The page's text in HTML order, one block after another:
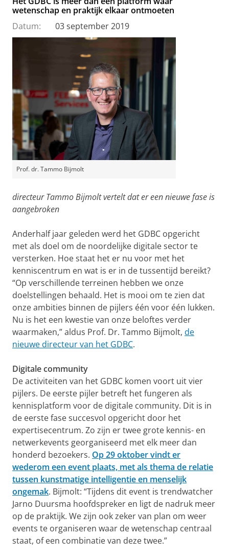
wetenschap en praktijk elkaar ontmoeten
Datum:
03 september 2019
Prof. dr. Tammo Bijmolt
directeur Tammo Bijmolt vertelt dat er een nieuwe fase is
aangebroken
Anderhalf jaar geleden werd het GDBC opgericht
met als doel om de noordelijke digitale sector te
versterken. Hoe staat het er nu voor met het
kenniscentrum en wat is er in de tussentijd bereikt?
“Op verschillende terreinen hebben we onze
doelstellingen behaald. Het is mooi om te zien dat
onze ambities binnen de pijlers één voor één lukken.
Nu is het een kwestie van onze beloftes verder
waarmaken,” aldus Prof. Dr. Tammo Bijmolt, de
nieuwe directeur van het GDBC.
Digitale community
De activiteiten van het GDBC komen voort uit vier
pijlers. De eerste pijler betreft het fungeren als
kennisplatform voor de digitale community. Dit is in
de eerste fase succesvol opgericht door het
expertisecentrum. Zo zijn er twee grote kennis- en
netwerkevents georganiseerd met elk meer dan
honderd bezoekers. Op 29 oktober vindt er
wederom een event plaats, met als thema de relatie
tussen kunstmatige intelligentie en menselijk
ongemak. Bijmolt: “Tijdens dit event is trendwatcher
Jarno Duursma hoofdspreker en ligt de nadruk meer
op de praktijk. We zijn ook zeker van plan om weer
events te organiseren waar de wetenschap centraal
staat, of een combinatie van deze twee.”